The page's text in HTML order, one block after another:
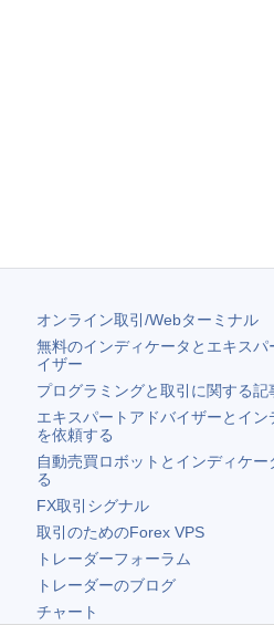
オンライン取引/Webターミナル
無料のインディケータとエキスパ
イザー
プログラミングと取引に関する記
エキスパートアドバイザーとイン
を依頼する
自動売買ロボットとインディケー
る
FX取引シグナル
取引のためのForex VPS
トレーダーフォーラム
トレーダーのブログ
チャート